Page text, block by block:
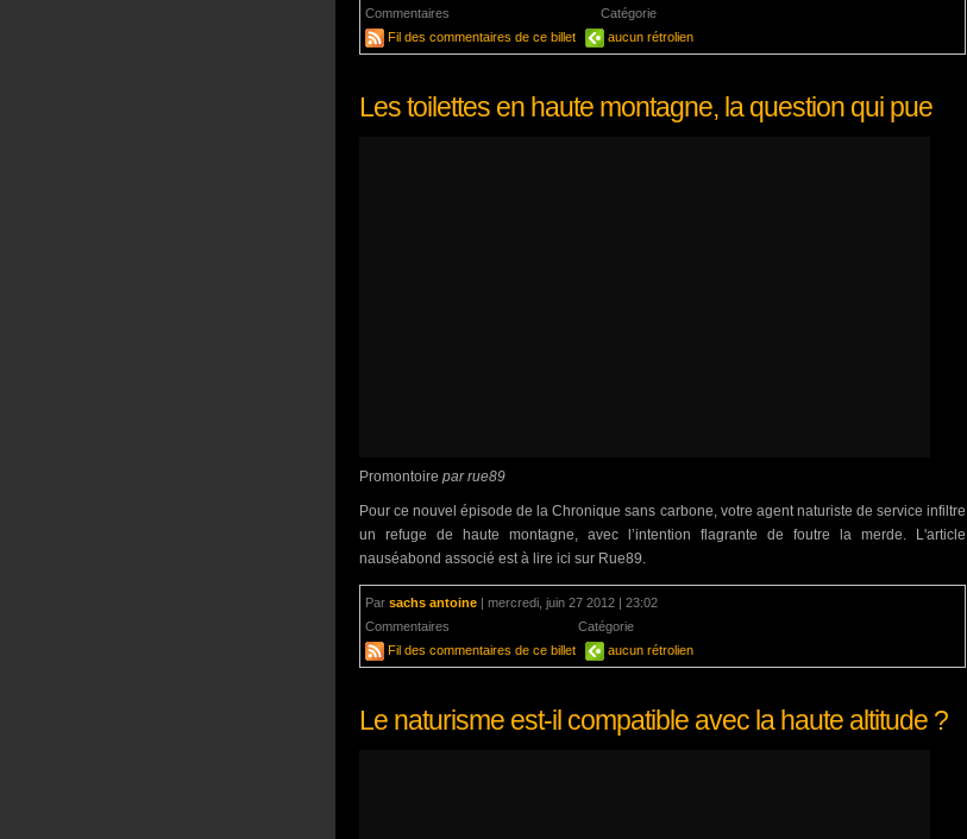
Commentaires
Catégorie
Fil des commentaires de ce billet
aucun rétrolien
Les toilettes en haute montagne, la question qui pue
Promontoire par rue89
Pour ce nouvel épisode de la Chronique sans carbone, votre agent naturiste de service infiltre
un refuge de haute montagne, avec l’intention flagrante de foutre la merde. L'article
nauséabond associé est à lire ici sur Rue89.
Par sachs antoine | mercredi, juin 27 2012 | 23:02
Commentaires
Catégorie
Fil des commentaires de ce billet
aucun rétrolien
Le naturisme est-il compatible avec la haute altitude ?